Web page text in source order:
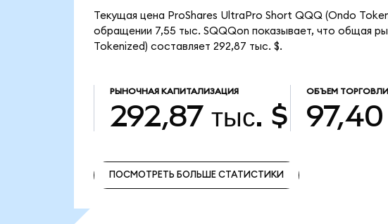
Текущая цена ProShares UltraPro Short QQQ (Ondo
обращении 7,55 тыс. SQQQon показывает, что общая
Tokenized) составляет 292,87 тыс. $.
РЫНОЧНАЯ КАПИТАЛИЗАЦИЯ
292,87 тыс. $
ОБЪЕМ ТОРГОВЛИ
97,40
ПОСМОТРЕТЬ БОЛЬШЕ СТАТИСТИКИ